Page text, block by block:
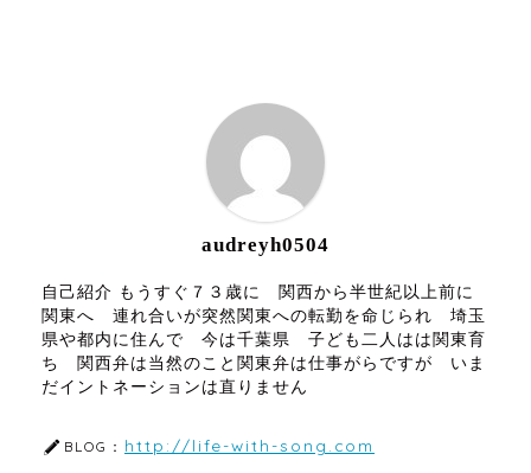
audreyh0504
自己紹介 もうすぐ７３歳に 関西から半世紀以上前に
関東へ 連れ合いが突然関東への転勤を命じられ 埼玉
県や都内に住んで 今は千葉県 子ども二人はは関東育
ち 関西弁は当然のこと関東弁は仕事がらですが いま
だイントネーションは直りません
BLOG： http://life-with-song.com